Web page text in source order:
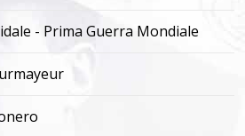
- Prima Guerra Mondiale